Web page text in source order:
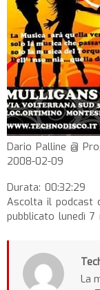
Dario Palline @
2008-02-09
Durata: 00:32:29
Ascolta il podcast
pubblicato lunedì 7
La